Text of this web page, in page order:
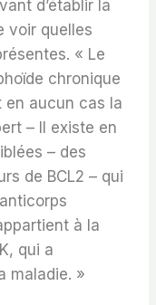
d’établir la
voir quelles
« Le
chronique
aucun cas la
– Il existe en
– des
de BCL2 – qui
à la
qui a
maladie. »